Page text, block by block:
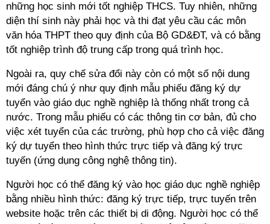
những học sinh mới tốt nghiệp THCS. Tuy nhiên, những
diện thí sinh này phải học và thi đạt yêu cầu các môn
văn hóa THPT theo quy định của Bộ GD&ĐT, và có bằng
tốt nghiệp trình độ trung cấp trong quá trình học.
Ngoài ra, quy chế sửa đổi này còn có một số nội dung
mới đáng chú ý như quy định mẫu phiếu đăng ký dự
tuyển vào giáo dục nghề nghiệp là thống nhất trong cả
nước. Trong mẫu phiếu có các thông tin cơ bản, đủ cho
việc xét tuyển của các trường, phù hợp cho cả việc đăng
ký dự tuyển theo hình thức trực tiếp và đăng ký trực
tuyến (ứng dụng công nghệ thông tin).
Người học có thể đăng ký vào học giáo dục nghề nghiệp
bằng nhiều hình thức: đăng ký trực tiếp, trực tuyến trên
website hoặc trên các thiết bị di động. Người học có thể